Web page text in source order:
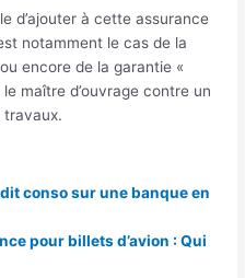
d’ajouter à cette assurance
notamment le cas de la
encore de la garantie «
maître d’ouvrage contre un
travaux.
conso sur une banque en
pour billets d’avion : Qui